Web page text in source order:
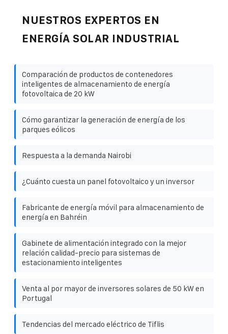
NUESTROS EXPERTOS EN
ENERGÍA SOLAR INDUSTRIAL
Comparación de productos de contenedores
inteligentes de almacenamiento de energía
fotovoltaica de 20 kW
Cómo garantizar la generación de energía de los
parques eólicos
Respuesta a la demanda Nairobi
¿Cuánto cuesta un panel fotovoltaico y un inversor
Fabricante de energía móvil para almacenamiento de
energía en Bahréin
Gabinete de alimentación integrado con la mejor
relación calidad-precio para sistemas de
estacionamiento inteligentes
Venta al por mayor de inversores solares de 50 kW en
Portugal
Tendencias del mercado eléctrico de Tiflis